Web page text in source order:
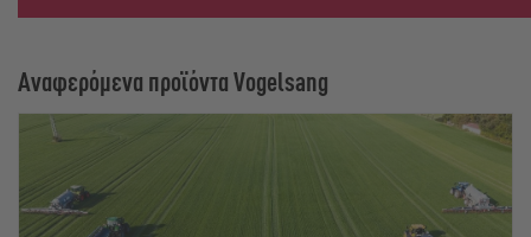
Αναφερόμενα προϊόντα Vogelsang